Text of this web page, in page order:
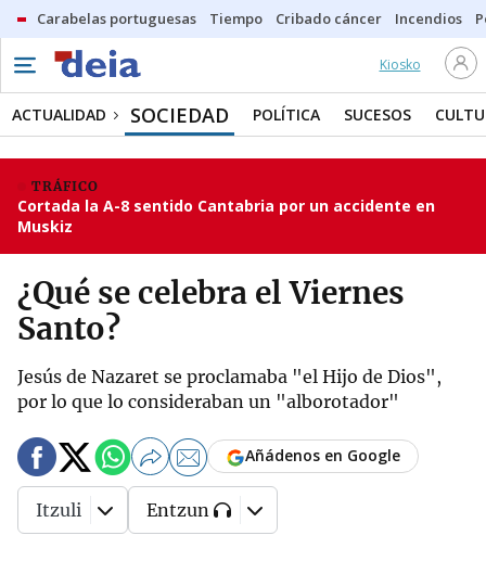
Carabelas portuguesas Tiempo Cribado cáncer Incendios
Kiosko
ACTUALIDAD SOCIEDAD POLÍTICA SUCESOS
TRÁFICO
Cortada la A-8 sentido Cantabria por un accidente en
Muskiz
¿Qué se celebra el Viernes
Santo?
Jesús de Nazaret se proclamaba "el Hijo de Dios",
por lo que lo consideraban un "alborotador"
Añádenos en Google
Itzuli Entzun